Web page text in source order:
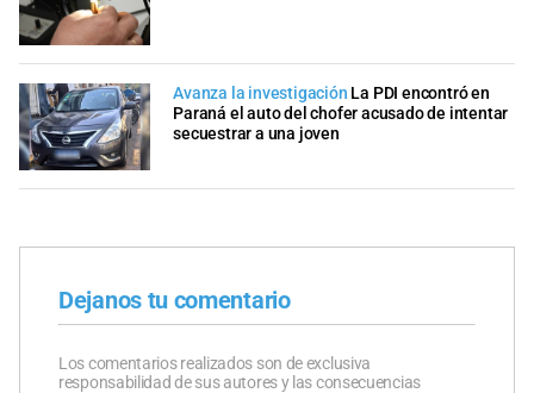
Avanza la investigación La PDI encontró en
Paraná el auto del chofer acusado de intentar
secuestrar a una joven
Dejanos tu comentario
Los comentarios realizados son de exclusiva
responsabilidad de sus autores y las consecuencias